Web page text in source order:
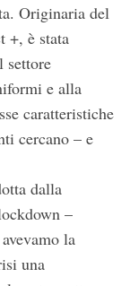
Originaria del
+, è stata
settore
e alla
caratteristiche
cercano – e
dalla
–
la
una